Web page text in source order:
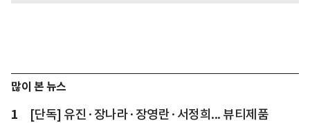
많이 본 뉴스
1
[단독] 유진·장나라·장영란·서정희... 뷰티제품